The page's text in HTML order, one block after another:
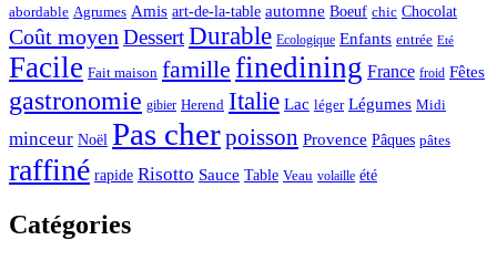
abordable Agrumes Amis art-de-la-table automne Boeuf chic Chocolat
Coût moyenDessertDurable Ecologique Enfants entrée Eté
Facile Fait maison famille finedining France froid Fêtes
gastronomie gibier Herend Italie Lac léger Légumes Midi
minceur Noël Pas cherpoisson Provence Pâques pâtes
raffiné rapide Risotto Sauce Table Veau volaille été
Catégories